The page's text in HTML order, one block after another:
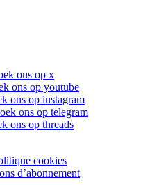
ons op x
ons op youtube
ons op instagram
ons op telegram
ons op threads
cookies
d’abonnement